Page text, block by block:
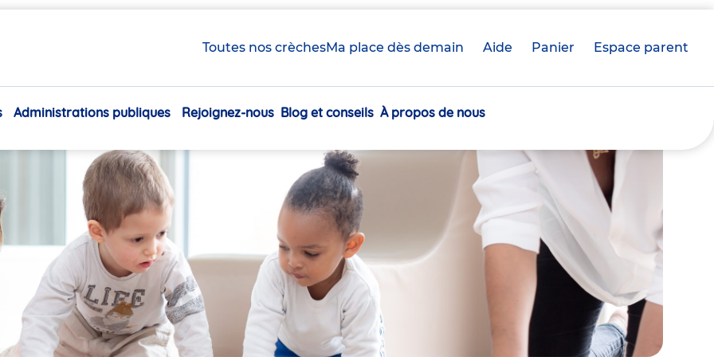
Toutes nos crèchesMa place dès demain Aide Panier crèche(s)
Espace parent
Navigation
Administrations publiques Rejoignez-nous Blog et conseils À propos de nous